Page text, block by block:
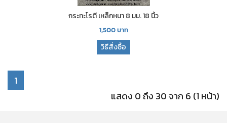
กระทะโรตี เหล็กหนา 8 มม. 18 นิ้ว
1,500บาท
วิธีสั่งซื้อ
1
แสดง 0 ถึง 30 จาก 6 (1 หน้า)